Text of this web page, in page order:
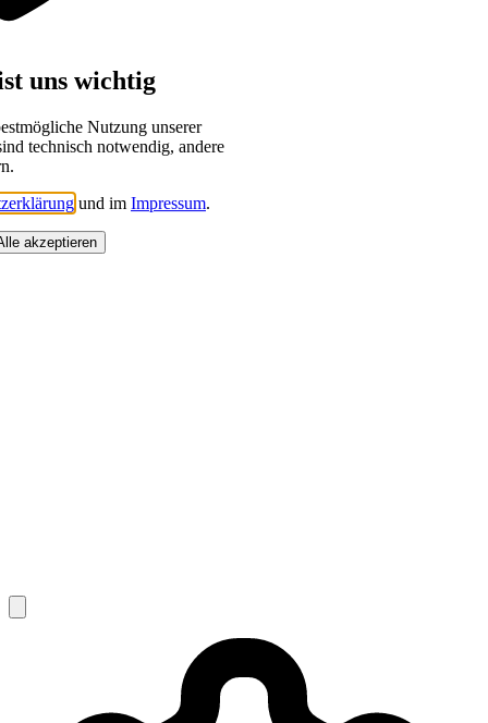
uns wichtig
Nutzung unserer
technisch notwendig, andere
und im Impressum.
akzeptieren